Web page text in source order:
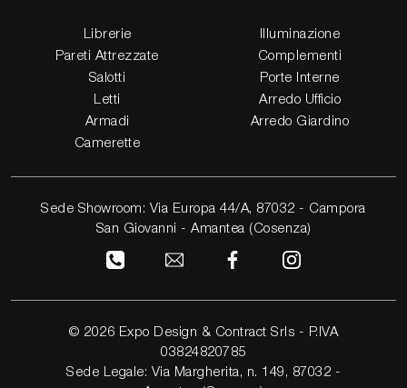
Librerie
Pareti Attrezzate
Salotti
Letti
Armadi
Camerette
Illuminazione
Complementi
Porte Interne
Arredo Ufficio
Arredo Giardino
Sede Showroom: Via Europa 44/A, 87032 - Campora
San Giovanni - Amantea (Cosenza)
© 2026 Expo Design & Contract Srls - P.IVA
03824820785
Sede Legale: Via Margherita, n. 149, 87032 -